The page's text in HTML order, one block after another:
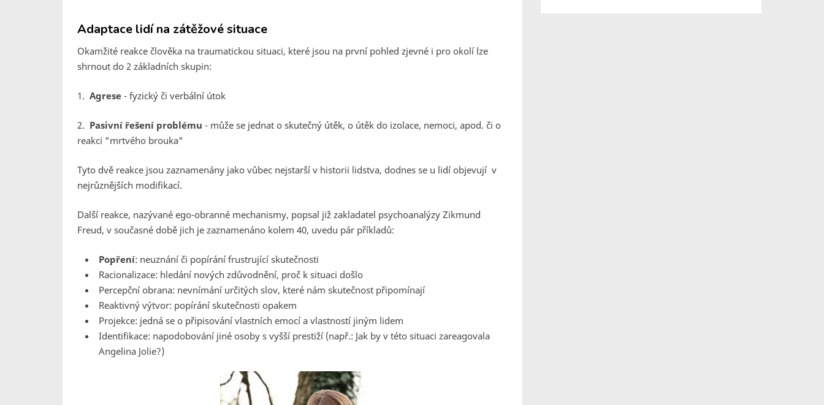
Adaptace lidí na zátěžové situace
Okamžité reakce člověka na traumatickou situaci, které jsou na první pohled zjevné i pro okolí lze
shrnout do 2 základních skupin:
1. Agrese - fyzický či verbální útok
2. Pasivní řešení problému - může se jednat o skutečný útěk, o útěk do izolace, nemoci, apod. či o
reakci "mrtvého brouka"
Tyto dvě reakce jsou zaznamenány jako vůbec nejstarší v historii lidstva, dodnes se u lidí objevují v
nejrůznějších modifikací.
Další reakce, nazývané ego-obranné mechanismy, popsal již zakladatel psychoanalýzy Zikmund
Freud, v současné době jich je zaznamenáno kolem 40, uvedu pár příkladů:
Popření: neuznání či popírání frustrující skutečnosti
Racionalizace: hledání nových zdůvodnění, proč k situaci došlo
Percepční obrana: nevnímání určitých slov, které nám skutečnost připomínají
Reaktivný výtvor: popírání skutečnosti opakem
Projekce: jedná se o připisování vlastních emocí a vlastností jiným lidem
Identifikace: napodobování jiné osoby s vyšší prestiží (např.: Jak by v této situaci zareagovala
Angelina Jolie?)